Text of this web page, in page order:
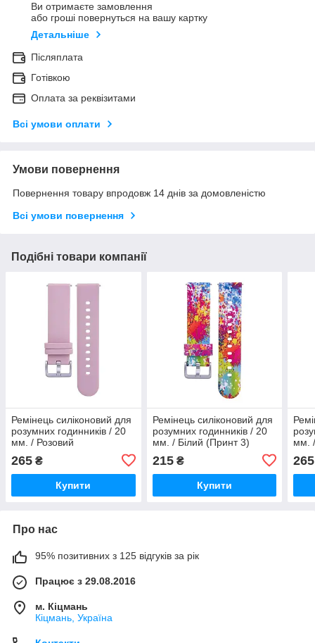
Ви отримаєте замовлення
або гроші повернуться на вашу картку
Детальніше
Післяплата
Готівкою
Оплата за реквізитами
Всі умови оплати
Умови повернення
Повернення товару впродовж 14 днів за домовленістю
Всі умови повернення
Подібні товари компанії
Ремінець силіконовий для
розумних годинників / 20
мм. / Розовий
265 ₴
Купити
Ремінець силіконовий для
розумних годинників / 20
мм. / Білий (Принт 3)
215₴
Купити
мм.
265
Про нас
95% позитивних з 125 відгуків за рік
Працює з 29.08.2016
м. Кіцмань
Кіцмань, Україна